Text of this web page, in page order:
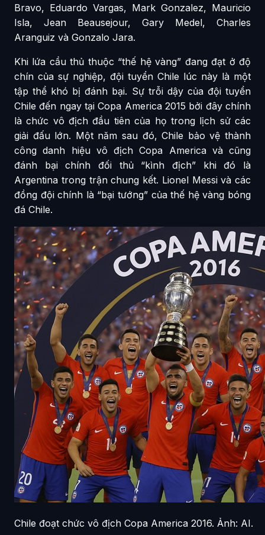
Bravo, Eduardo Vargas, Mark Gonzalez, Mauricio
Isla, Jean Beausejour, Gary Medel, Charles
Aranguiz và Gonzalo Jara.
Khi lứa cầu thủ thuộc “thế hệ vàng” đang đạt ở độ
chín của sự nghiệp, đội tuyển Chile lúc này là một
tập thể khó bị đánh bại. Sự trỗi dậy của đội tuyển
Chile đến ngay tại Copa America 2015 bởi đây chính
là chức vô địch đầu tiên của họ trong lịch sử các
giải đấu lớn. Một năm sau đó, Chile bảo vệ thành
công danh hiệu vô địch Copa America và cũng
đánh bại chính đối thủ “kình địch” khi đó là
Argentina trong trận chung kết. Lionel Messi và các
đồng đội chính là “bại tướng” của thế hệ vàng bóng
đá Chile.
Chile đoạt chức vô địch Copa America 2016. Ảnh: AI.